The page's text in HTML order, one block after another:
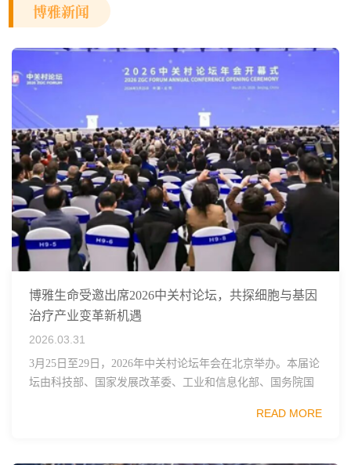
博雅新闻
博雅生命受邀出席2026中关村论坛，共探细胞与基因
治疗产业变革新机遇
2026.03.31
3月25日至29日，2026年中关村论坛年会在北京举办。本届论
坛由科技部、国家发展改革委、工业和信息化部、国务院国
READ MORE